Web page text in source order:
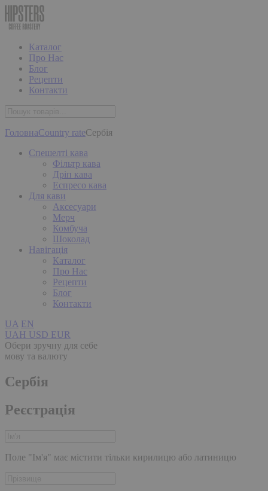
Каталог
Про Нас
Блог
Рецепти
Контакти
ГоловнаCountry rateСербія
Спешелті кава
Фільтр кава
Дріп кава
Еспресо кава
Для кави
Аксесуари
Мерч
Комбуча
Шоколад
Навігація
Каталог
Про Нас
Рецепти
Блог
Контакти
UA EN
UAH USD EUR
Обери зручну для себе
мову та валюту
Сербія
Реєстрація
Поле "Ім'я" має містити тільки кирилицю або латиницю